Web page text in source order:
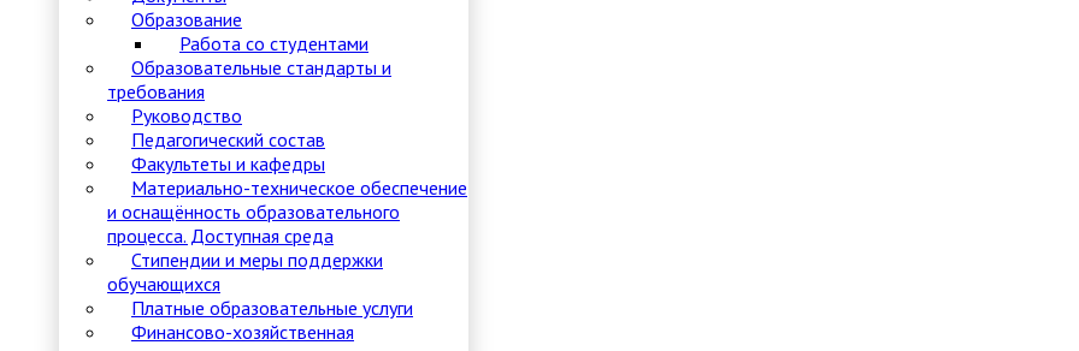
Образование
Работа со студентами
Образовательные стандарты и
требования
Руководство
Педагогический состав
Факультеты и кафедры
Материально-техническое обеспечение
и оснащённость образовательного
процесса. Доступная среда
Стипендии и меры поддержки
обучающихся
Платные образовательные услуги
Финансово-хозяйственная